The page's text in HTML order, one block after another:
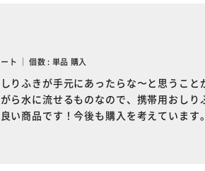
ト ｜ 個数 : 単品 購入
りふきが手元にあったらな〜と思うこ
ら水に流せるものなので、携帯用おし
い商品です！今後も購入を考えています。